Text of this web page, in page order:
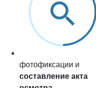
фотофиксации и
составление акта